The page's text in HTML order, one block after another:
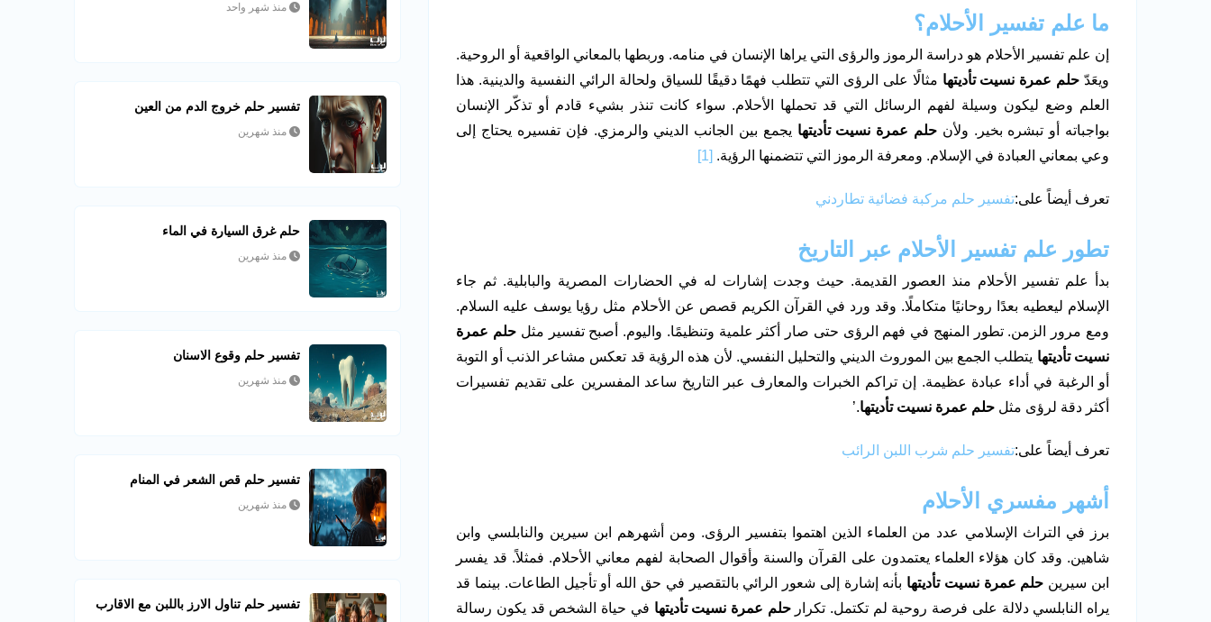
ما علم تفسير الأحلام؟
إن علم تفسير الأحلام هو دراسة الرموز والرؤى التي يراها الإنسان في منامه. وربطها بالمعاني الواقعية أو الروحية.
ويعَدّ حلم عمرة نسيت تأديتها مثالًا على الرؤى التي تتطلب فهمًا دقيقًا للسياق ولحالة الرائي النفسية والدينية. هذا
العلم وضع ليكون وسيلة لفهم الرسائل التي قد تحملها الأحلام. سواء كانت تنذر بشيء قادم أو تذكّر الإنسان
بواجباته أو تبشره بخير. ولأن حلم عمرة نسيت تأديتها يجمع بين الجانب الديني والرمزي. فإن تفسيره يحتاج إلى
وعي بمعاني العبادة في الإسلام. ومعرفة الرموز التي تتضمنها الرؤية. [1]
تعرف أيضاً على:تفسير حلم مركبة فضائية تطاردني
تطور علم تفسير الأحلام عبر التاريخ
بدأ علم تفسير الأحلام منذ العصور القديمة. حيث وجدت إشارات له في الحضارات المصرية والبابلية. ثم جاء
الإسلام ليعطيه بعدًا روحانيًا متكاملًا. وقد ورد في القرآن الكريم قصص عن الأحلام مثل رؤيا يوسف عليه السلام.
ومع مرور الزمن. تطور المنهج في فهم الرؤى حتى صار أكثر علمية وتنظيمًا. واليوم. أصبح تفسير مثل حلم عمرة
نسيت تأديتها يتطلب الجمع بين الموروث الديني والتحليل النفسي. لأن هذه الرؤية قد تعكس مشاعر الذنب أو التوبة
أو الرغبة في أداء عبادة عظيمة. إن تراكم الخبرات والمعارف عبر التاريخ ساعد المفسرين على تقديم تفسيرات
أكثر دقة لرؤى مثل حلم عمرة نسيت تأديتها.’
تعرف أيضاً على:تفسير حلم شرب اللبن الرائب
أشهر مفسري الأحلام
برز في التراث الإسلامي عدد من العلماء الذين اهتموا بتفسير الرؤى. ومن أشهرهم ابن سيرين والنابلسي وابن
شاهين. وقد كان هؤلاء العلماء يعتمدون على القرآن والسنة وأقوال الصحابة لفهم معاني الأحلام. فمثلاً. قد يفسر
ابن سيرين حلم عمرة نسيت تأديتها بأنه إشارة إلى شعور الرائي بالتقصير في حق الله أو تأجيل الطاعات. بينما قد
يراه النابلسي دلالة على فرصة روحية لم تكتمل. تكرارحلم عمرة نسيت تأديتها في حياة الشخص قد يكون رسالة
منذ شهر واحد
تفسير حلم خروج الدم من العين
منذ شهرين
حلم غرق السيارة في الماء
منذ شهرين
تفسير حلم وقوع الاسنان
منذ شهرين
تفسير حلم قص الشعر في المنام
منذ شهرين
تفسير حلم تناول الارز باللبن مع الاقارب